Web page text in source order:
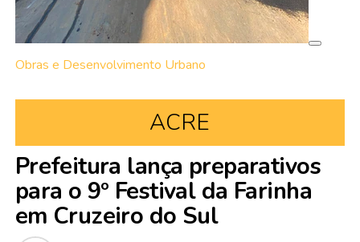
Obras e Desenvolvimento Urbano
ACRE
Prefeitura lança preparativos
para o 9º Festival da Farinha
em Cruzeiro do Sul